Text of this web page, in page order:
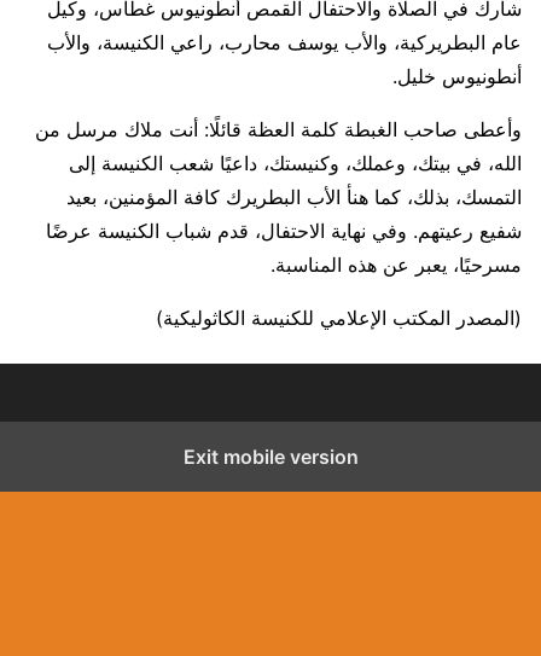
شارك في الصلاة والاحتفال القمص أنطونيوس غطاس، وكيل
عام البطريركية، والأب يوسف محارب، راعي الكنيسة، والأب
أنطونيوس خليل.
وأعطى صاحب الغبطة كلمة العظة قائلًا: أنت ملاك مرسل من
الله، في بيتك، وعملك، وكنيستك، داعيًا شعب الكنيسة إلى
التمسك، بذلك، كما هنأ الأب البطريرك كافة المؤمنين، بعيد
شفيع رعيتهم. وفي نهاية الاحتفال، قدم شباب الكنيسة عرضًا
مسرحيًا، يعبر عن هذه المناسبة.
(المصدر المكتب الإعلامي للكنيسة الكاثوليكية)
Exit mobile version